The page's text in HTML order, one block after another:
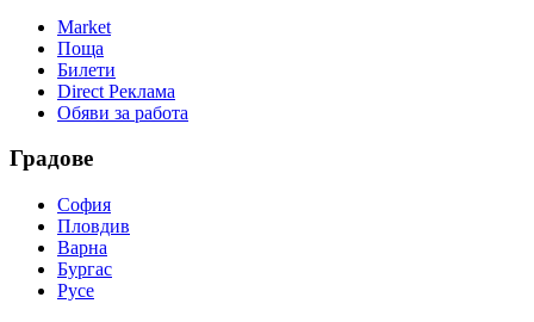
Market
Поща
Билети
Direct Реклама
Обяви за работа
Градове
София
Пловдив
Варна
Бургас
Русе